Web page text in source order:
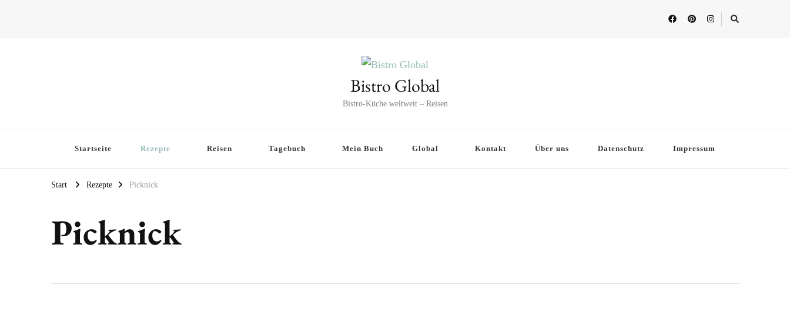
Bistro Global
Bistro-Küche weltweit – Reisen
Startseite Rezepte Reisen Tagebuch Mein Buch Global Kontakt Über uns Datenschutz Impressum
Start Rezepte Picknick
Picknick